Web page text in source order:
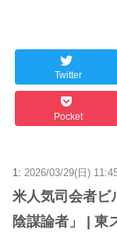
Twitter
Pocket
1: 2026/03/29(日)
米人気司会者ビ
陰謀論者」 | 東